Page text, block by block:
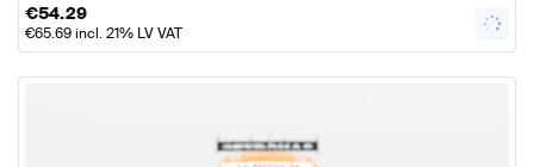
€54.29
€65.69incl. 21% LV VAT